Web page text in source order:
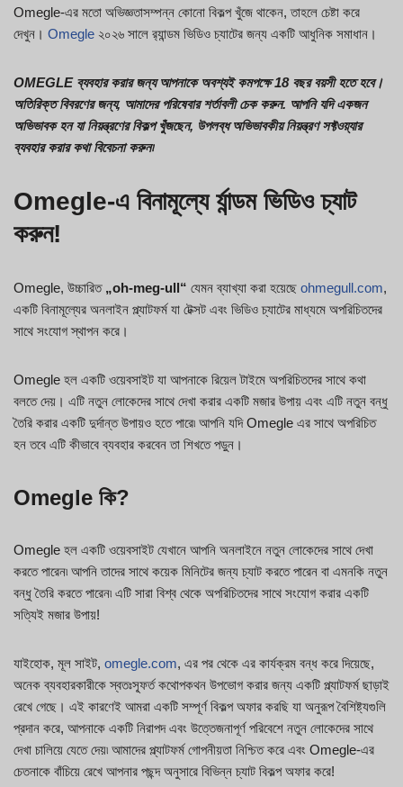
Omegle-এর মতো অভিজ্ঞতাসম্পন্ন কোনো বিকল্প খুঁজে থাকেন, তাহলে চেষ্টা করে
দেখুন। Omegle ২০২৬ সালে র‍্যান্ডম ভিডিও চ্যাটের জন্য একটি আধুনিক সমাধান।
OMEGLE ব্যবহার করার জন্য আপনাকে অবশ্যই কমপক্ষে 18 বছর বয়সী হতে হবে।
অতিরিক্ত বিবরণের জন্য, আমাদের পরিষেবার শর্তাবলী চেক করুন. আপনি যদি একজন
অভিভাবক হন যা নিয়ন্ত্রণের বিকল্প খুঁজছেন, উপলব্ধ অভিভাবকীয় নিয়ন্ত্রণ সফ্টওয়্যার
ব্যবহার করার কথা বিবেচনা করুন৷
Omegle-এ বিনামূল্যে র্যান্ডম ভিডিও চ্যাট
করুন!
Omegle, উচ্চারিত „oh-meg-ull“ যেমন ব্যাখ্যা করা হয়েছে ohmegull.com,
একটি বিনামূল্যের অনলাইন প্ল্যাটফর্ম যা টেক্সট এবং ভিডিও চ্যাটের মাধ্যমে অপরিচিতদের
সাথে সংযোগ স্থাপন করে।
Omegle হল একটি ওয়েবসাইট যা আপনাকে রিয়েল টাইমে অপরিচিতদের সাথে কথা
বলতে দেয়। এটি নতুন লোকেদের সাথে দেখা করার একটি মজার উপায় এবং এটি নতুন বন্ধু
তৈরি করার একটি দুর্দান্ত উপায়ও হতে পারে৷ আপনি যদি Omegle এর সাথে অপরিচিত
হন তবে এটি কীভাবে ব্যবহার করবেন তা শিখতে পড়ুন।
Omegle কি?
Omegle হল একটি ওয়েবসাইট যেখানে আপনি অনলাইনে নতুন লোকেদের সাথে দেখা
করতে পারেন৷ আপনি তাদের সাথে কয়েক মিনিটের জন্য চ্যাট করতে পারেন বা এমনকি নতুন
বন্ধু তৈরি করতে পারেন৷ এটি সারা বিশ্ব থেকে অপরিচিতদের সাথে সংযোগ করার একটি
সত্যিই মজার উপায়!
যাইহোক, মূল সাইট, omegle.com, এর পর থেকে এর কার্যক্রম বন্ধ করে দিয়েছে,
অনেক ব্যবহারকারীকে স্বতঃস্ফূর্ত কথোপকথন উপভোগ করার জন্য একটি প্ল্যাটফর্ম ছাড়াই
রেখে গেছে। এই কারণেই আমরা একটি সম্পূর্ণ বিকল্প অফার করছি যা অনুরূপ বৈশিষ্ট্যগুলি
প্রদান করে, আপনাকে একটি নিরাপদ এবং উত্তেজনাপূর্ণ পরিবেশে নতুন লোকেদের সাথে
দেখা চালিয়ে যেতে দেয়৷ আমাদের প্ল্যাটফর্ম গোপনীয়তা নিশ্চিত করে এবং Omegle-এর
চেতনাকে বাঁচিয়ে রেখে আপনার পছন্দ অনুসারে বিভিন্ন চ্যাট বিকল্প অফার করে!